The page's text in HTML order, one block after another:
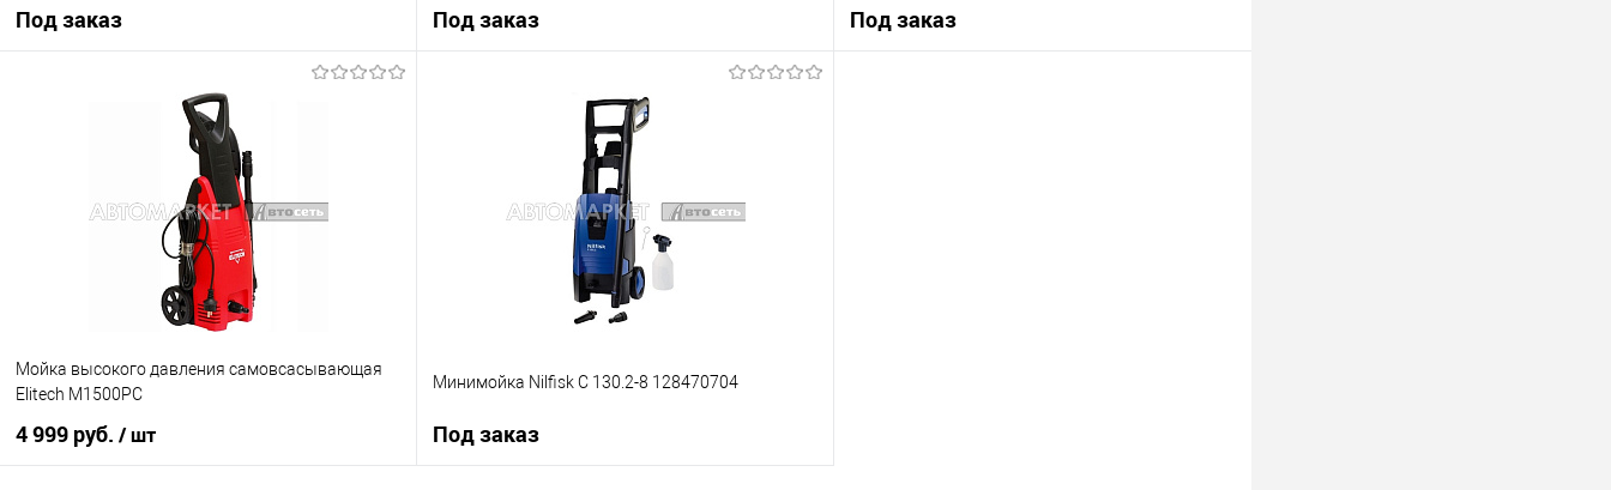
Под заказ
Под заказ
Под заказ Под заказ
Мойка высокого давления самовсасывающая
Elitech M1500PC
4 999 руб. / шт
Минимойка Nilfisk C 130.2-8 128470704
Под заказ